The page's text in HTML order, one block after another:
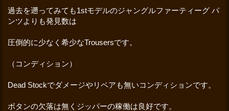
過去を遡ってみても1stモデルのジャングルファーティーグ パ
ンツよりも発見数は
圧倒的に少なく希少なTrousersです。
（コンディション）
Dead Stockでダメージやリペアも無いコンディションです。
ボタンの欠落は無くジッパーの稼働は良好です。